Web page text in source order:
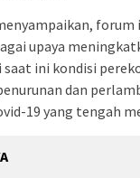
upaya
ini kondisi
dan
19 yang tengah